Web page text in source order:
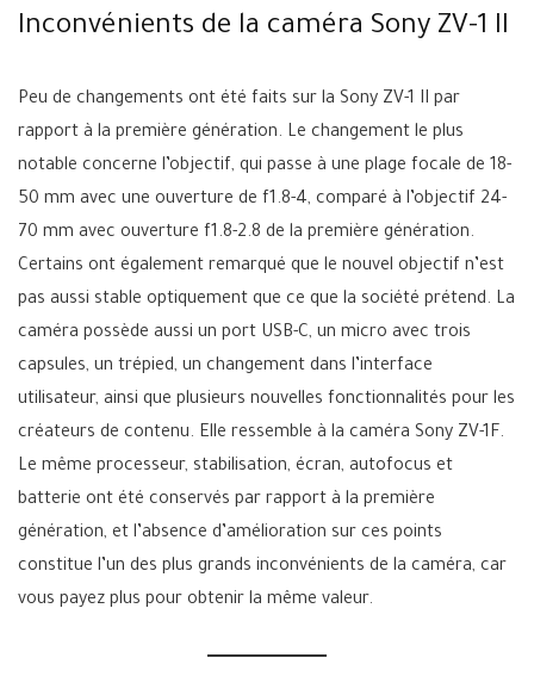
Inconvénients de la caméra Sony ZV-1 II
Peu de changements ont été faits sur la Sony ZV-1 II par
rapport à la première génération. Le changement le plus
notable concerne l’objectif, qui passe à une plage focale de 18-
50 mm avec une ouverture de f1.8-4, comparé à l’objectif 24-
70 mm avec ouverture f1.8-2.8 de la première génération.
Certains ont également remarqué que le nouvel objectif n’est
pas aussi stable optiquement que ce que la société prétend. La
caméra possède aussi un port USB-C, un micro avec trois
capsules, un trépied, un changement dans l’interface
utilisateur, ainsi que plusieurs nouvelles fonctionnalités pour les
créateurs de contenu. Elle ressemble à la caméra Sony ZV-1F.
Le même processeur, stabilisation, écran, autofocus et
batterie ont été conservés par rapport à la première
génération, et l’absence d’amélioration sur ces points
constitue l’un des plus grands inconvénients de la caméra, car
vous payez plus pour obtenir la même valeur.